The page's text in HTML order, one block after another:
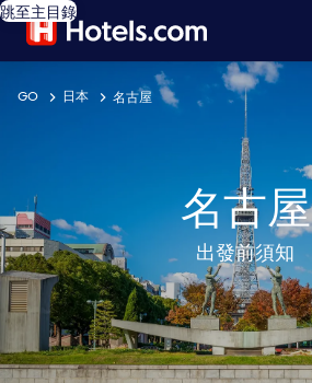
跳至主目錄
GO 日本 名古屋
名古屋
出發前須知